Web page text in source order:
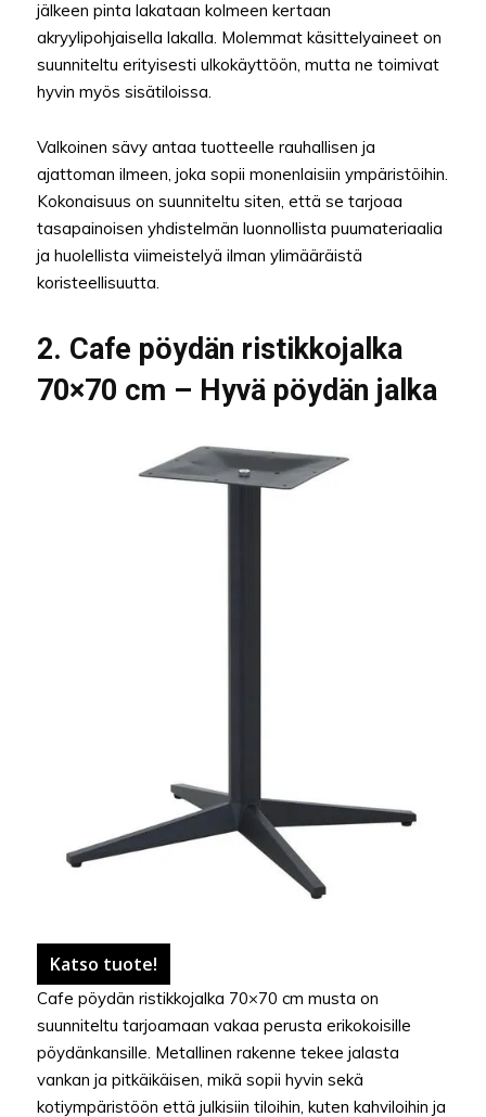
jälkeen pinta lakataan kolmeen kertaan
akryylipohjaisella lakalla. Molemmat käsittelyaineet on
suunniteltu erityisesti ulkokäyttöön, mutta ne toimivat
hyvin myös sisätiloissa.
Valkoinen sävy antaa tuotteelle rauhallisen ja
ajattoman ilmeen, joka sopii monenlaisiin ympäristöihin.
Kokonaisuus on suunniteltu siten, että se tarjoaa
tasapainoisen yhdistelmän luonnollista puumateriaalia
ja huolellista viimeistelyä ilman ylimääräistä
koristeellisuutta.
2. Cafe pöydän ristikkojalka
70×70 cm – Hyvä pöydän jalka
Katso tuote!
Cafe pöydän ristikkojalka 70×70 cm musta on
suunniteltu tarjoamaan vakaa perusta erikokoisille
pöydänkansille. Metallinen rakenne tekee jalasta
vankan ja pitkäikäisen, mikä sopii hyvin sekä
kotiympäristöön että julkisiin tiloihin, kuten kahviloihin ja